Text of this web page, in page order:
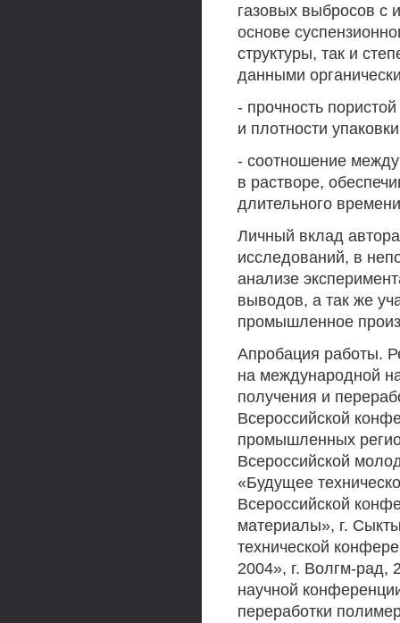
газовых выбросов с
основе
структуры, так и
данными
- прочность
и плотности
- соотношение
в растворе,
длительного
Личный вклад
исследований, в
анализе
выводов, а так же
промышленное
Апробация работы.
на международной
получения и
Всероссийской
промышленных
Всероссийской
«Будущее
Всероссийской
материалы», г.
технической
2004», г. Волгм-рад,
научной
переработки